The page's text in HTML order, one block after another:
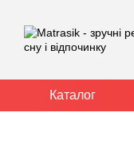
Каталог